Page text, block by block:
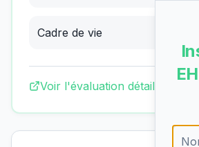
Cadre de vie
Voir l'évaluation détaillée